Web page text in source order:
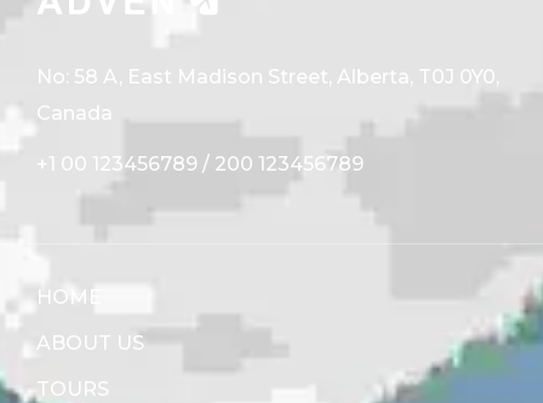
No: 58 A, East Madison Street, Alberta, T0J 0Y0,
Canada
+1 00 123456789 / 200 123456789
HOME
ABOUT US
TOURS